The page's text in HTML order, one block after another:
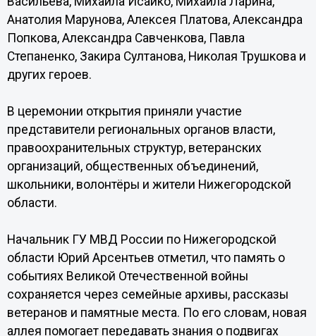
Анатолия Марунова, Алексея Платова, Александра
Попкова, Александра Савченкова, Павла
Степаненко, Закира Султанова, Николая Трушкова и
других героев.
В церемонии открытия приняли участие
представители региональных органов власти,
правоохранительных структур, ветеранских
организаций, общественных объединений,
школьники, волонтёры и жители Нижегородской
области.
Начальник ГУ МВД России по Нижегородской
области Юрий Арсентьев отметил, что память о
событиях Великой Отечественной войны
сохраняется через семейные архивы, рассказы
ветеранов и памятные места. По его словам, новая
аллея помогает передавать знания о подвигах